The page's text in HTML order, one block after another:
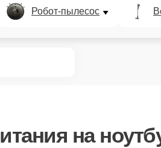
Робот-пылесос
на